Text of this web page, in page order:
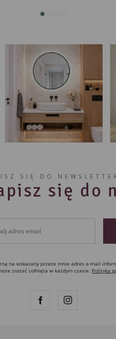
SIĘ DO
się do
na wskazany przeze mnie adres e-mail
zostać cofnięta w każdym czasie. Polityka